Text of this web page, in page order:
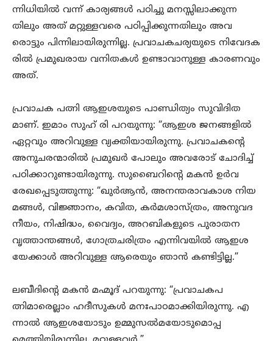
ന്നിധിയിൽ വന്ന് കാര്യങ്ങൾ പഠിച്ചു മനസ്സിലാക്കുന്ന
തിലും അത് മറ്റുള്ളവരെ പഠിപ്പിക്കുന്നതിലും അവ
രൊട്ടും പിന്നിലായിരുന്നില്ല. പ്രവാചകചര്യയുടെ നിവേദക
രിൽ പ്രമുഖരായ വനിതകൾ ഉണ്ടാവാനുള്ള കാരണവും
അത്.
പ്രവാചക പത്നി ആഇശയുടെ പാണ്ഡിത്യം സുവിദിത
മാണ്. ഇമാം സുഹ് രി പറയുന്നു: “ആഇശ ജനങ്ങളിൽ
ഏറ്റവും അറിവുള്ള വ്യക്തിയായിരുന്നു. പ്രവാചകന്റെ
അനുചരന്മാരിൽ പ്രമുഖർ പോലും അവരോട് ചോദിച്ച്
പഠിക്കാറുണ്ടായിരുന്നു. സുബൈറിന്റെ മകൻ ഉർവ
രേഖപ്പെടുത്തുന്നു: “ഖുർആൻ, അനന്തരാവകാശ നിയ
മങ്ങൾ, വിജ്ഞാനം, കവിത, കർമശാസ്ത്രം, അനുവദ
നീയം, നിഷിദ്ധം, വൈദ്യം, അറബികളുടെ പുരാതന
വൃത്താന്തങ്ങൾ, ഗോത്രചരിത്രം എന്നിവയിൽ ആഇശ
യേക്കാൾ അറിവുള്ള ആരെയും ഞാൻ കണ്ടിട്ടില്ല.”
ലബീദിന്റെ മകൻ മഹ്മൂദ് പറയുന്നു: “പ്രവാചകപ
ത്നിമാരെല്ലാം ഹദീസുകൾ മനഃപാഠമാക്കിയിരുന്നു. എ
ന്നാൽ ആഇശയോടും ഉമ്മുസൽമയോടുമൊപ്പ